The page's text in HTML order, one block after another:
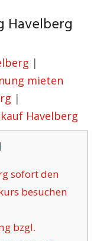
Havelberg
|
mieten
|
Havelberg
sofort den
besuchen
bzgl.